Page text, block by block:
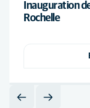
Inauguration
Rochelle